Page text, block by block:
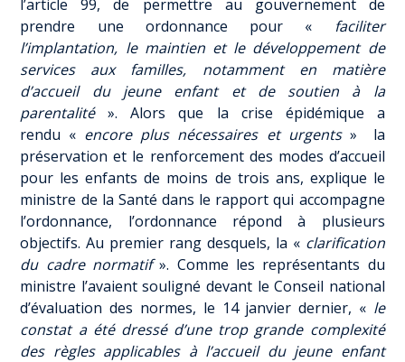
l’article 99, de permettre au gouvernement de
prendre une ordonnance pour « faciliter
l’implantation, le maintien et le développement de
services aux familles, notamment en matière
d’accueil du jeune enfant et de soutien à la
parentalité». Alors que la crise épidémique a
rendu « encore plus nécessaires et urgents» la
préservation et le renforcement des modes d’accueil
pour les enfants de moins de trois ans, explique le
ministre de la Santé dans le rapport qui accompagne
l’ordonnance, l’ordonnance répond à plusieurs
objectifs. Au premier rang desquels, la « clarification
du cadre normatif». Comme les représentants du
ministre l’avaient souligné devant le Conseil national
d’évaluation des normes, le 14 janvier dernier, « le
constat a été dressé d’une trop grande complexité
des règles applicables à l’accueil du jeune enfant